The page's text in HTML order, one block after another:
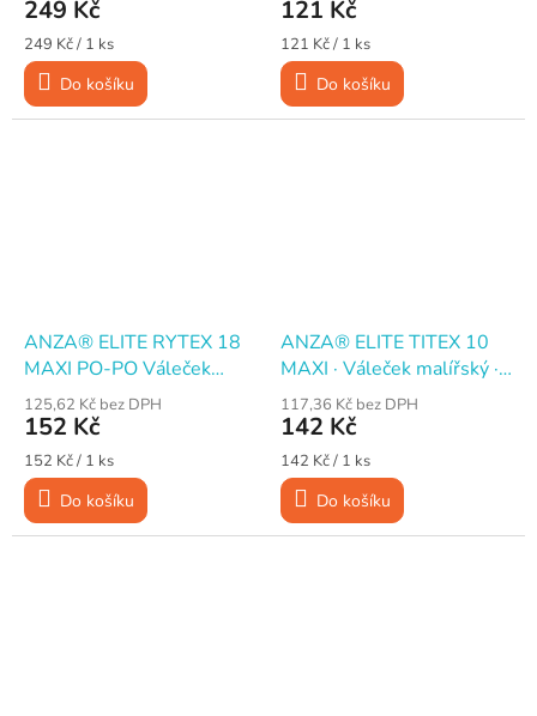
249 Kč
Měrná
cena:
249 Kč / 1 ks
Do košíku
121 Kč
Měrná
cena:
121 Kč / 1 ks
Do košíku
ANZA® ELITE RYTEX 18
MAXI PO-PO Váleček
malířský, 25 cm
125,62 Kč bez DPH
152 Kč
Měrná
cena:
152 Kč / 1 ks
Do košíku
ANZA® ELITE TITEX 10
MAXI · Váleček malířský ·
25 cm
117,36 Kč bez DPH
142 Kč
Měrná
cena:
142 Kč / 1 ks
Do košíku